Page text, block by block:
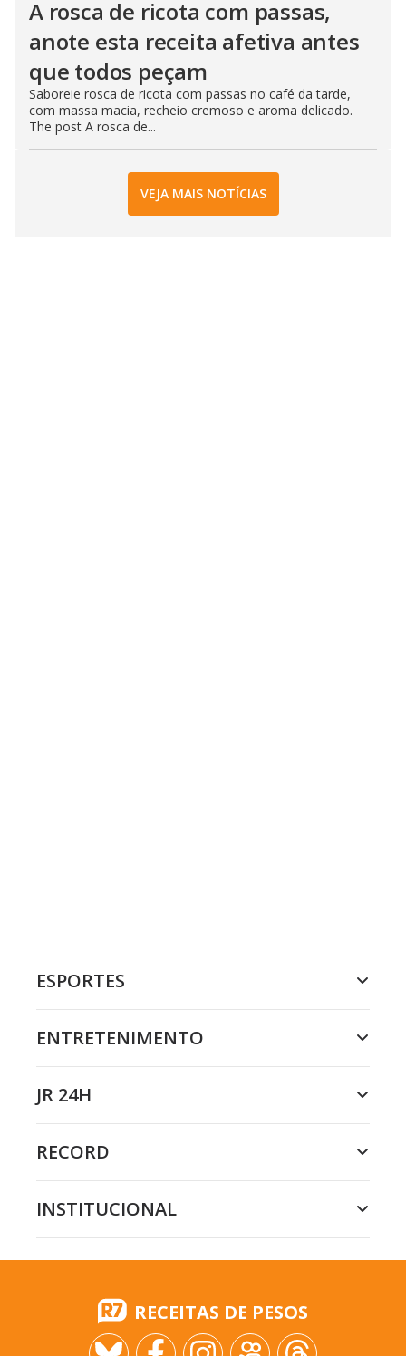
A rosca de ricota com passas,
anote esta receita afetiva antes
que todos peçam
Saboreie rosca de ricota com passas no café da tarde,
com massa macia, recheio cremoso e aroma delicado.
The post A rosca de...
VEJA MAIS NOTÍCIAS
ESPORTES
ENTRETENIMENTO
JR 24H
RECORD
INSTITUCIONAL
RECEITAS DE PESOS